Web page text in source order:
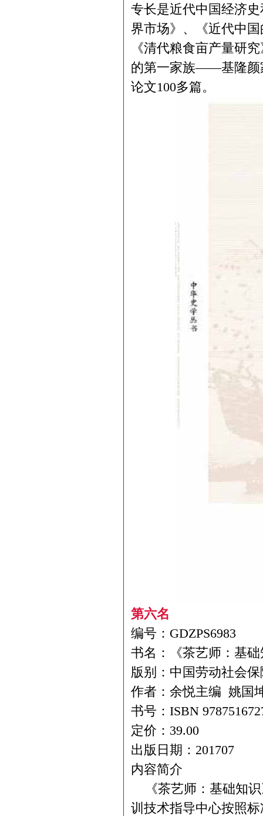
专长是近代中国经济
界市场》、《近代中
《清代粮食亩产量研
的第一家族——基隆颜
论文100多篇。
第六名
编号：GDZPS6983
书名：《茶艺师：基
版别：中国劳动社会
作者：余悦主编 姚国
书号：ISBN
定价：39.00
出版日期：201707
内容简介
《茶艺师：基础知识
训技术指导中心按照